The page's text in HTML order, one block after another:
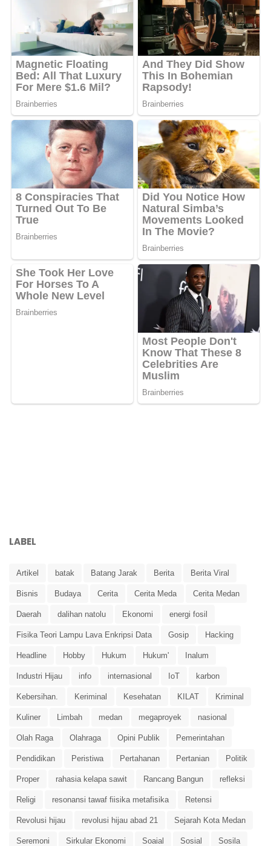
LABEL
Artikel batak Batang Jarak Berita Berita Viral
Bisnis Budaya Cerita Cerita Meda Cerita Medan
Daerah dalihan natolu Ekonomi energi fosil
Fisika Teori Lampu Lava Enkripsi Data Gosip Hacking
Headline Hobby Hukum Hukum' Inalum
Industri Hijau info internasional IoT karbon
Kebersihan. Keriminal Kesehatan KILAT Kriminal
Kuliner Limbah medan megaproyek nasional
Olah Raga Olahraga Opini Publik Pemerintahan
Pendidikan Peristiwa Pertahanan Pertanian Politik
Proper rahasia kelapa sawit Rancang Bangun refleksi
Religi resonansi tawaf fiisika metafisika Retensi
Revolusi hijau revolusi hijau abad 21 Sejarah Kota Medan
Seremoni Sirkular Ekonomi Soaial Sosial Sosila